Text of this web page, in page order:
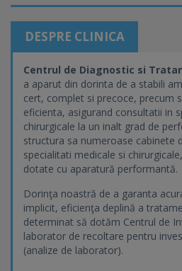
DESPRE CLINICA
Centrul de Diagnostic si
a aparut din dorinta de a stabili
cert, complet si precoce, precum
eficienta, asigurand consultatii in
chirurgicale la un inalt grad de
structura sa numeroase cabinete
specialitati medicale si
dotate cu aparatură performantă.
Dorinţa noastră de a garanta
implicit, eficienţa deplină a
determinat să dotăm Centrul de
laborator de recoltare pentru
(analize de laborator).